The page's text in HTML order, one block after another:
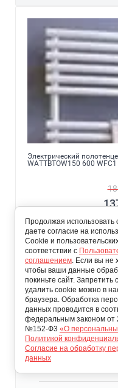
Электрический
WATTBTOW150 600 WFC1
Добавить в
Добавить к
Стоимость
0
Время
3
Длина (мм)
600
Глубина (мм)
74
Продолжая использовать
даете согласие на
Cookie и
соответствии с
соглашением. Если вы не
чтобы ваши данные
покиньте сайт. Запретить
удалить cookie можно в
браузера. Обработка
данных проводится в
федеральным законом от
№152-Ф3 «О
Политикой
Согласие на обработку
данных